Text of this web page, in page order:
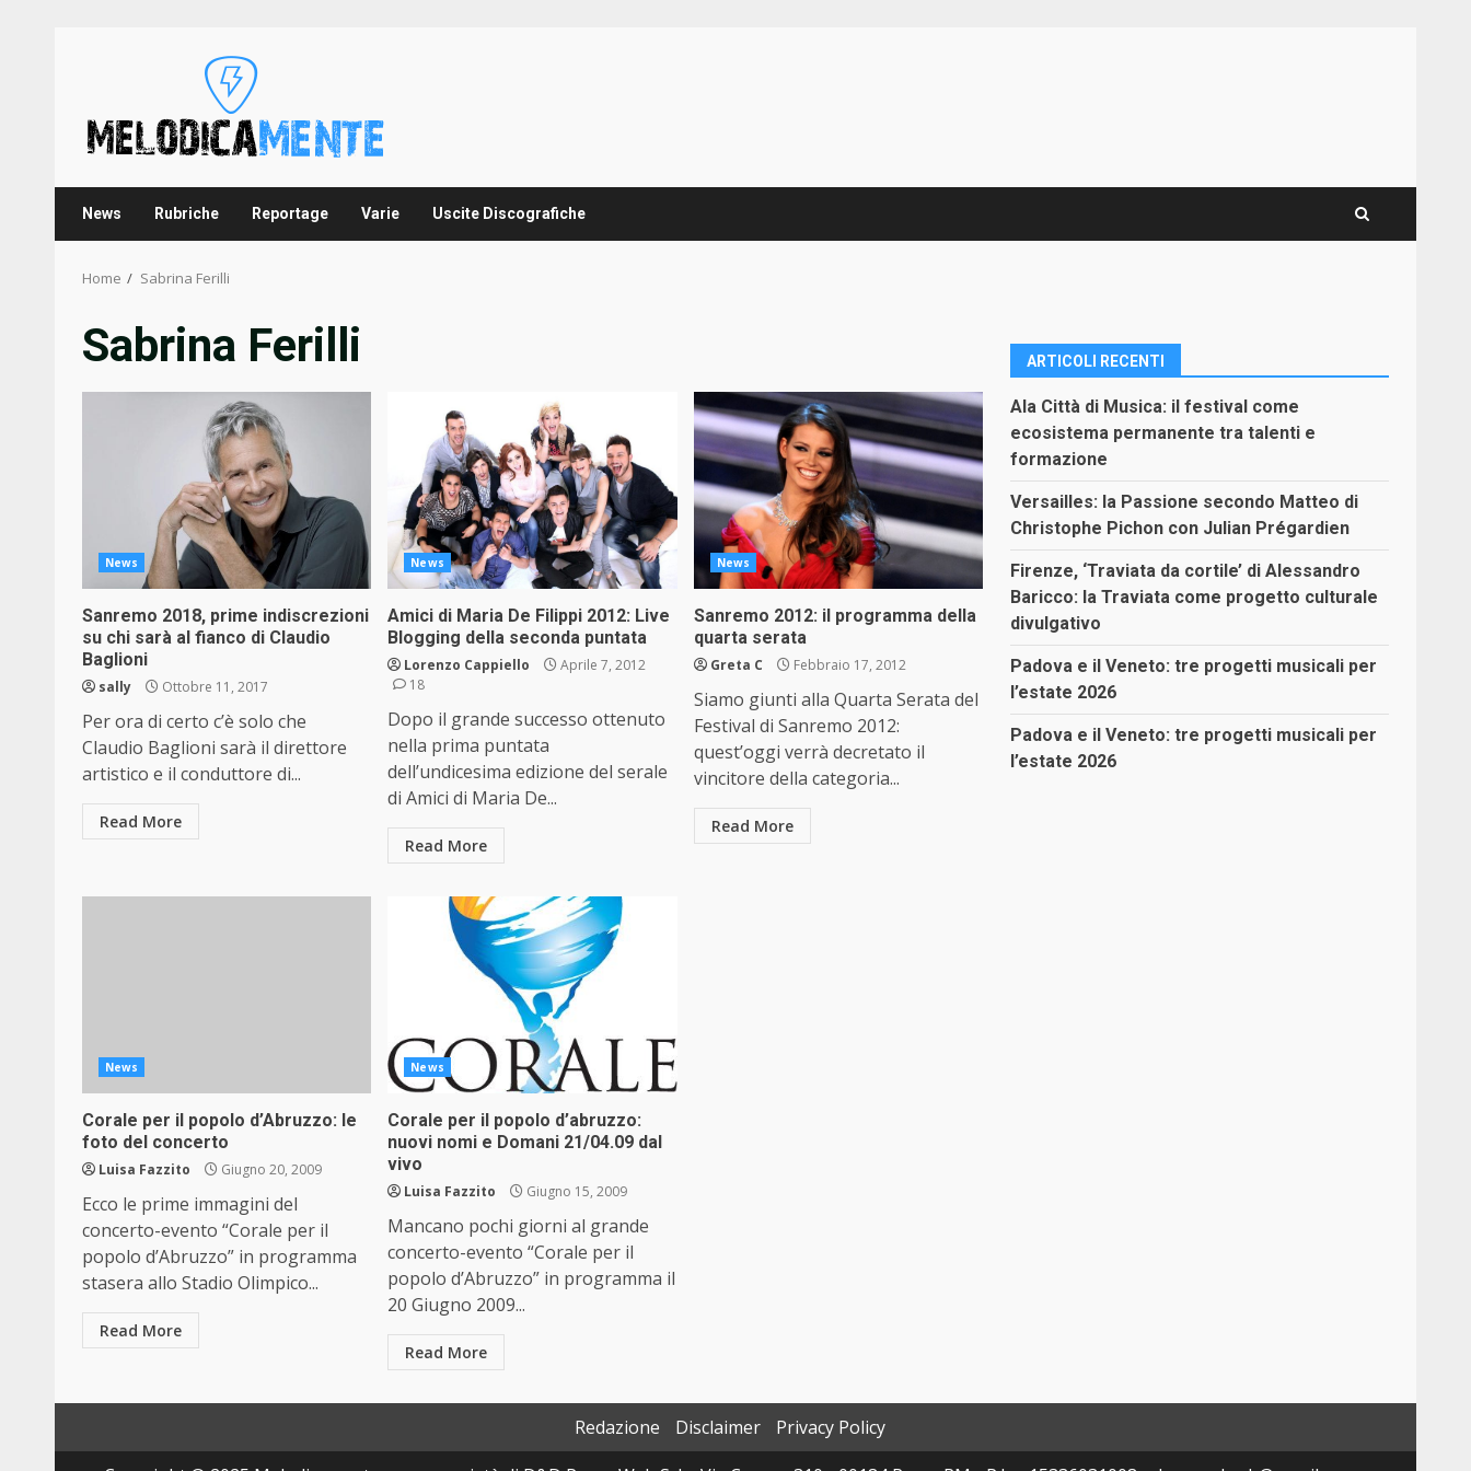
News Rubriche Reportage Varie Uscite Discografiche
Home Sabrina Ferilli
Sabrina Ferilli
News
Sanremo 2018, prime indiscrezioni
su chi sarà al fianco di Claudio
Baglioni
sally Ottobre 11, 2017
Per ora di certo c’è solo che
Claudio Baglioni sarà il direttore
artistico e il conduttore di...
Read More
News
Amici di Maria De Filippi 2012: Live
Blogging della seconda puntata
Lorenzo Cappiello
Aprile 7, 2012
18
Dopo il grande successo ottenuto
nella prima puntata
dell’undicesima edizione del serale
di Amici di Maria De...
Read More
News
Sanremo 2012: il programma della
quarta serata
Greta C Febbraio 17, 2012
Siamo giunti alla Quarta Serata del
Festival di Sanremo 2012:
quest’oggi verrà decretato il
vincitore della categoria...
Read More
News
Corale per il popolo d’Abruzzo: le
foto del concerto
Luisa Fazzito Giugno 20, 2009
Ecco le prime immagini del
concerto-evento “Corale per il
popolo d’Abruzzo” in programma
stasera allo Stadio Olimpico...
Read More
News
Corale per il popolo d’abruzzo:
nuovi nomi e Domani 21/04.09 dal
vivo
Luisa Fazzito Giugno 15, 2009
Mancano pochi giorni al grande
concerto-evento “Corale per il
popolo d’Abruzzo” in programma il
20 Giugno 2009...
Read More
ARTICOLI RECENTI
Ala Città di Musica: il festival come
ecosistema permanente tra talenti e
formazione
Versailles: la Passione secondo Matteo di
Christophe Pichon con Julian Prégardien
Firenze, ‘Traviata da cortile’ di Alessandro
Baricco: la Traviata come progetto culturale
divulgativo
Padova e il Veneto: tre progetti musicali per
l’estate 2026
Padova e il Veneto: tre progetti musicali per
l’estate 2026
Redazione Disclaimer
Privacy Policy